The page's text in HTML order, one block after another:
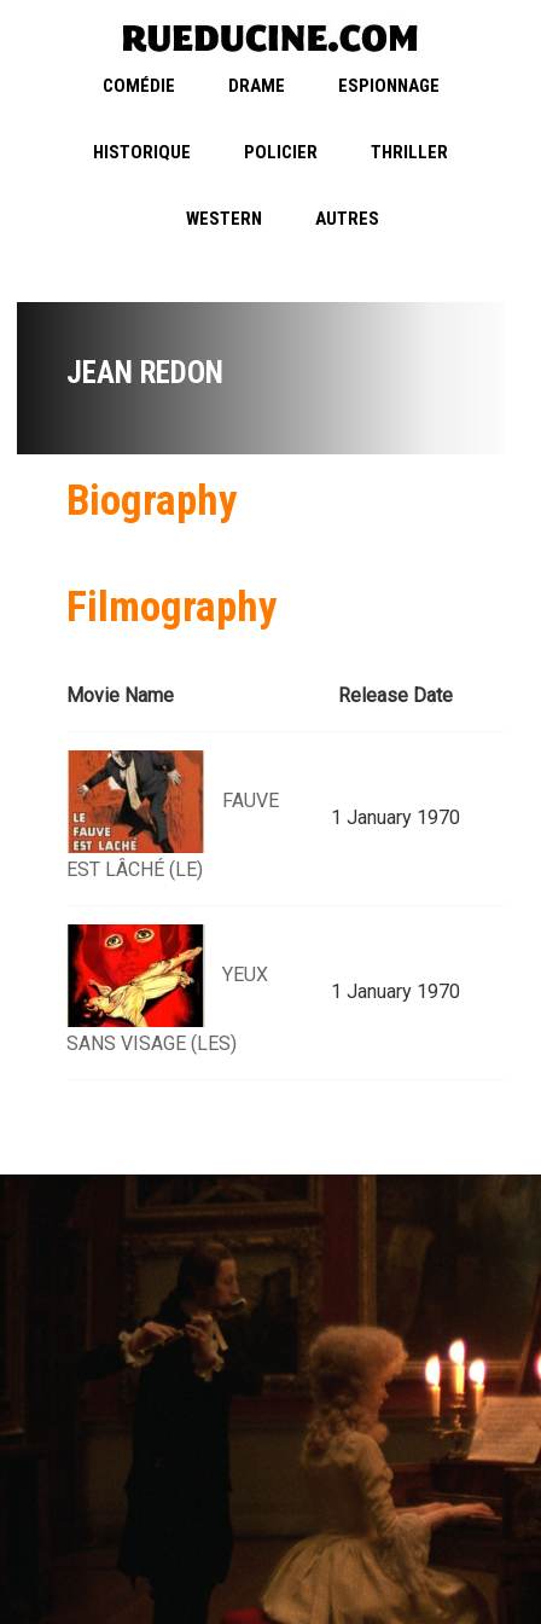
COMÉDIE DRAME ESPIONNAGE
HISTORIQUE POLICIER THRILLER
WESTERN AUTRES
JEAN REDON
Biography
Filmography
Movie Name Release Date
FAUVE
EST LÂCHÉ (LE)
1 January 1970
YEUX
SANS VISAGE (LES)
1 January 1970